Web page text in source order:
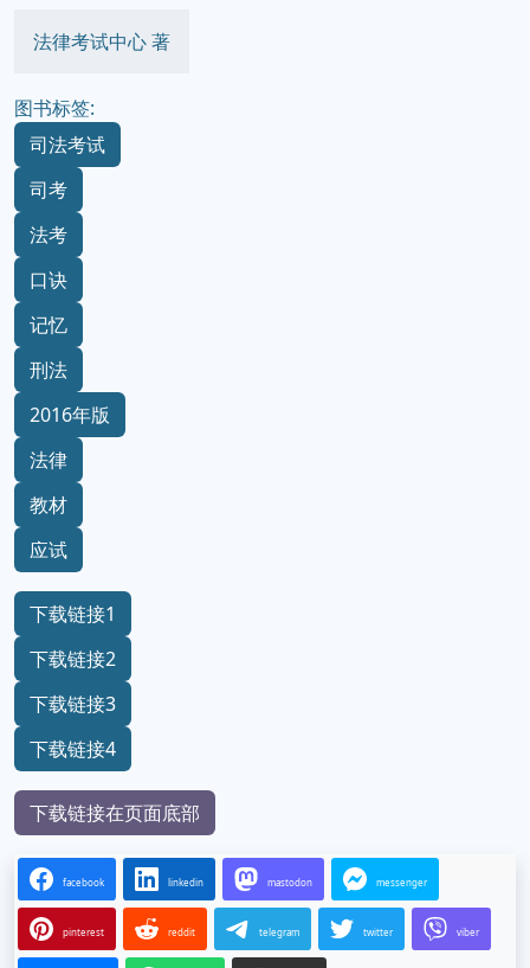
法律考试中心 著
图书标签:
司法考试
司考
法考
口诀
记忆
刑法
2016年版
法律
教材
应试
下载链接1
下载链接2
下载链接3
下载链接4
下载链接在页面底部
facebook linkedin mastodon messenger
pinterest reddit telegram twitter viber